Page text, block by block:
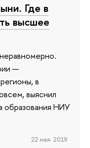
Где в
высшее
—
в
выяснил
образования НИУ
22 мая 2019